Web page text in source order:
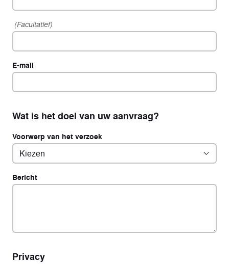
(Facultatief)
E-mail
Wat is het doel van uw aanvraag?
Voorwerp van het verzoek
Bericht
Privacy